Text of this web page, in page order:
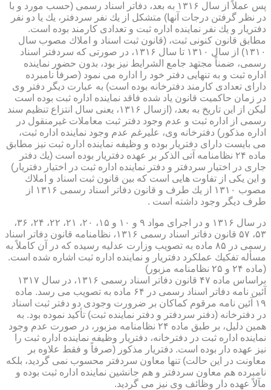
پس عملاً از سال ۱۳۱۶ به بعد، دفاتر اسناد رسمی (حسب مورد و با
در نظر گرفتن درجات آنها) متشكل از یك نفر سردفتر، یك یا دو نفر
دفتریار و یك نفر نماینده اداره ثبت و تعدادی كارمند بوده است.
مطابق قانون كنونی ثبت، (قانون ثبت اسناد و املاك مصوب سال
۱۳۱۰) از سال ۱۳۱۰ تا سال ۱۳۱۶، در صورتی كه سردفتر اسناد
رسمی، ضمناً مجتهد جامع الشرایط نیز بود، بدون حضور نماینده
اداره ثبت و به تنهایی دفتر خود را اداره می نمود (صرفاً نامبرده
دارای تعدادی كارمند دفترخانه بوده است) به عبارت دیگر دفتر وی
در زمان حاكمیت قانون یاد شده فاقد نماینده اداره ثبت بوده است
لیكن از این تاریخ به بعد، (ازسال ۱۳۱۶، یعنی سال انتزاع تنظیم سند
رسمی از اداره ثبت و عدم وجود دفتر ثبت معاملات غیرمنقول در
اداره مذكور) دفترخانه وی، علیرغم عدم وجود نماینده اداره ثبت،
می بایست دارای دفتریار بوده و وظیفه نماینده اداره ثبت نیز مطابق
ماده ۲۴ نظامنامه آتی الذكر بر عهده دفتریار بوده است (یك دفتر
جاری در اختیار سردفتر و دفتر نماینده اداره ثبت در اختیار دفتریار)
و این یكی از تفاوت هایی است كه بین قانون ثبت اسناد و املاك
مصوب ۱۳۱۰ از یك طرف و قانون دفاتر اسناد رسمی ۱۳۱۶ از
طرف دیگر وجود داشته است .
در سال ۱۳۱۶ و در اجرای مواد ۹ و ۱۰ و ۱۵، ۲۰، ۲۱، ۲۲، ۲۴، ۳۶،
۵۳، ۵۷ قانون دفاتر اسناد رسمی ۱۳۱۶، نظامنامه قانون دفاتر اسناد
رسمی در ۸۵ ماده به تصویب وزارت عدلیه رسیده كه در آن كاملاً به
مسأله تفكیك عملكرد دفتریار و نماینده اداره ثبت اشاره شده است.
(ماده ۲۴ و ۲۵ نظامنامه مزبور)
براساس ماده ۴۷ قانون دفاتر اسناد رسمی ۱۳۱۶، در سال ۱۳۱۷
آئین نامه دفاتر اسناد رسمی در ۶۴ ماده به تصویب می رسد. ماده
۱۹ آئین نامه مرقوم كماكان بر ضرورت وجودی دو دفتر ثبت اسناد
در دفترخانه (دفتر سردفتر و دفتر نماینده ثبت) تأكید نموده بود. به
همین دلیل، بر طبق ماده ۲۴ نظامنامه مزبور، در صورت عدم وجود
نماینده اداره ثبت در دفترخانه، دفتریار وظیفه نماینده اداره ثبت را
نیز عهده دار بوده است. دفتریار مذكور (صرفاً و فقط علاوه بر
معاونت در این حالت) تنها معاون سردفتر محسوب نمی گردید، بلكه
نامبرده هم معاون سردفتر و هم جانشین نماینده اداره ثبت بوده و
مآلاً عهده دار وظائف وی نیز می گردید.